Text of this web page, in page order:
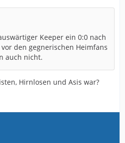
Keeper ein 0:0 nach
den gegnerischen Heimfans
auch nicht.
Hirnlosen und Asis war?